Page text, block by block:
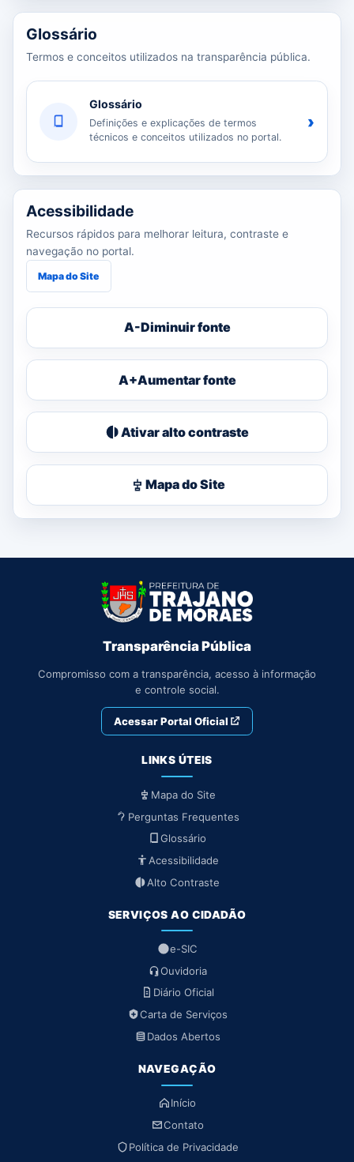
Glossário
Termos e conceitos utilizados na transparência pública.
Glossário
Definições e explicações de termos
técnicos e conceitos utilizados no portal.
›
Acessibilidade
Recursos rápidos para melhorar leitura, contraste e
navegação no portal.
Mapa do Site
A-Diminuir fonte
A+Aumentar fonte
Ativar alto contraste
Mapa do Site
Transparência Pública
Compromisso com a transparência, acesso à informação
e controle social.
Acessar Portal Oficial
LINKS ÚTEIS
Mapa do Site
Perguntas Frequentes
Glossário
Acessibilidade
Alto Contraste
SERVIÇOS AO CIDADÃO
e-SIC
Ouvidoria
Diário Oficial
Carta de Serviços
Dados Abertos
NAVEGAÇÃO
Início
Contato
Política de Privacidade